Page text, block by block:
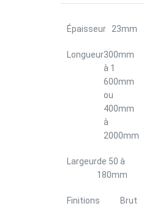
Épaisseur 23mm
Longueur300mm
à 1
600mm
ou
400mm
à
2000mm
Largeurde 50 à
180mm
Finitions Brut